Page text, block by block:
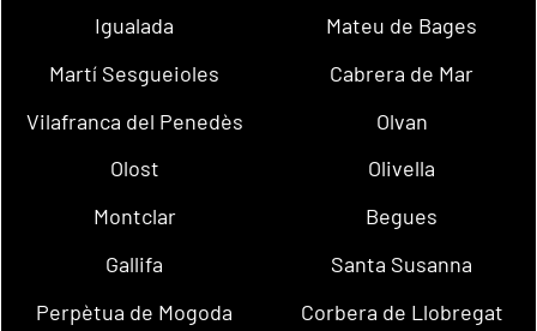
Igualada
Mateu de Bages
Martí Sesgueioles
Cabrera de Mar
Vilafranca del Penedès
Olvan
Olost
Olivella
Montclar
Begues
Gallifa
Santa Susanna
Perpètua de Mogoda
Corbera de Llobregat